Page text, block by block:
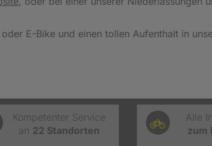
E-Bike und einen tollen Aufenthalt in
Kompetenter Service
an 22 Standorten
Alle
zum